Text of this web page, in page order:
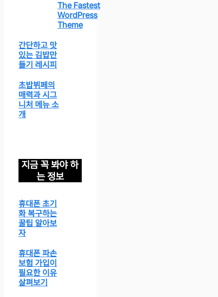
The Fastest
WordPress
Theme
간단하고 맛
있는 김밥만
들기 레시피
초밥뷔페의
매력과 시그
니처 메뉴 소
개
지금 꼭 봐야 하
는 정보
휴대폰 초기
화 복구하는
꿀팁 알아보
자
휴대폰 파손
보험 가입이
필요한 이유
살펴보기